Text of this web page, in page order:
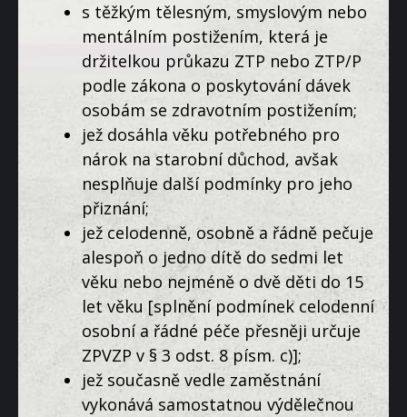
s těžkým tělesným, smyslovým nebo
mentálním postižením, která je
držitelkou průkazu ZTP nebo ZTP/P
podle zákona o poskytování dávek
osobám se zdravotním postižením;
jež dosáhla věku potřebného pro
nárok na starobní důchod, avšak
nesplňuje další podmínky pro jeho
přiznání;
jež celodenně, osobně a řádně pečuje
alespoň o jedno dítě do sedmi let
věku nebo nejméně o dvě děti do 15
let věku [splnění podmínek celodenní
osobní a řádné péče přesněji určuje
ZPVZP v § 3 odst. 8 písm. c)];
jež současně vedle zaměstnání
vykonává samostatnou výdělečnou